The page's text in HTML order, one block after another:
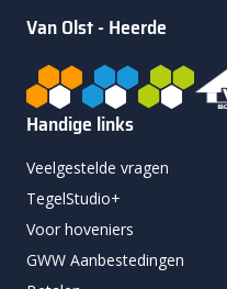
Van Olst - Heerde
Handige links
Veelgestelde vragen
TegelStudio+
Voor hoveniers
GWW Aanbestedingen